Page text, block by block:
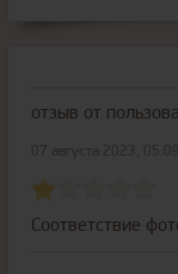
отзыв от
Соответствие